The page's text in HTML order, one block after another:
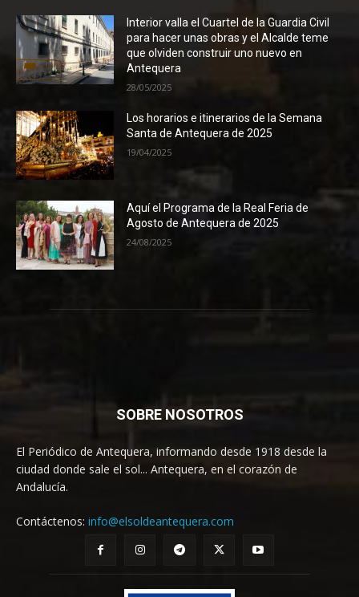
Interior valla el Cuartel de la Guardia Civil
para hacer unas obras y el Alcalde teme
que olviden construir uno nuevo en
Antequera
28/05/2025
Los horarios e itinerarios de la Semana
Santa de Antequera de 2025
19/04/2025
Aquí el Programa de la Real Feria de
Agosto de Antequera de 2025
24/08/2025
SOBRE NOSOTROS
El Periódico de Antequera, informando desde 1918 desde la
ciudad donde sale el sol... Antequera, en el corazón de
Andalucía.
Contáctenos: info@elsoldeantequera.com